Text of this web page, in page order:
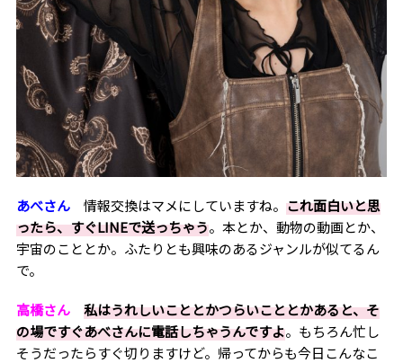
あべさん情報交換はマメにしていますね。 これ面白いと思
ったら、すぐLINEで送っちゃう。本とか、動物の動画とか、
宇宙のこととか。ふたりとも興味のあるジャンルが似てるん
で。
高橋さん
私はうれしいこととかつらいこととかあると、そ
の場ですぐあべさんに電話しちゃうんですよ。もちろん忙し
そうだったらすぐ切りますけど。帰ってからも今日こんなこ